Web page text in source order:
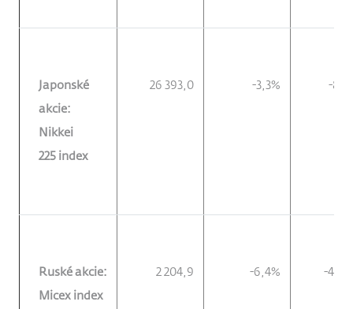
Japonské
akcie:
Nikkei
225 index
26 393,0 -3,3% -
Ruské akcie:
Micex index
2 204,9 -6,4% -